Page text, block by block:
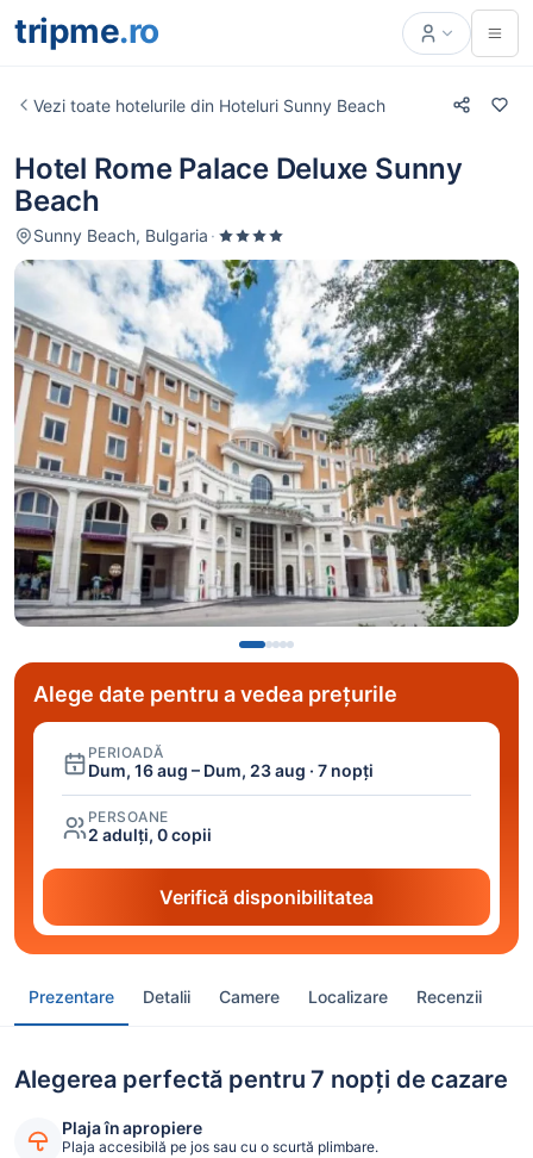
tripme.ro
Alege date pentru a vedea prețurile
PERIOADĂ
Dum, 16 aug – Dum, 23 aug · 7 nopți
PERSOANE
2 adulți, 0 copii
Verifică disponibilitatea
Vezi toate hotelurile din Hoteluri Sunny Beach
Prezentare Detalii Camere Localizare Recenzii
Hotel Rome Palace Deluxe Sunny
Beach
Sunny Beach, Bulgaria ·
Alegerea perfectă pentru 7 nopți de cazare
Plaja în apropiere
Plaja accesibilă pe jos sau cu o scurtă plimbare.